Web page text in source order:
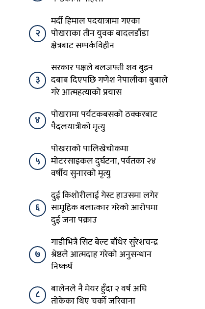
२
मर्दी हिमाल पदयात्रामा गएका
पोखराका तीन युवक बादलडाँडा
क्षेत्रबाट सम्पर्कविहीन
३
सरकार पक्षले बलजफ्ती शव बुझ्न
दबाब दिएपछि गणेश नेपालीका बुबाले
गरे आत्महत्याको प्रयास
४
पोखरामा पर्यटकबसको ठक्करबाट
पैदलयात्रीको मृत्यु
५
पोखराको पालिखेचोकमा
मोटरसाइकल दुर्घटना, पर्वतका २४
वर्षीय सुनारको मृत्यु
६
दुई किशोरीलाई गेस्ट हाउसमा लगेर
सामूहिक बलात्कार गरेको आरोपमा
दुई जना पक्राउ
७
गाडीभित्रै सिट बेल्ट बाँधेर सुरेशचन्द्र
श्रेष्ठले आत्मदाह गरेको अनुसन्धान
निष्कर्ष
८
बालेनले नै मेयर हुँदा २ वर्ष अघि
तोकेका थिए चर्को जरिवाना